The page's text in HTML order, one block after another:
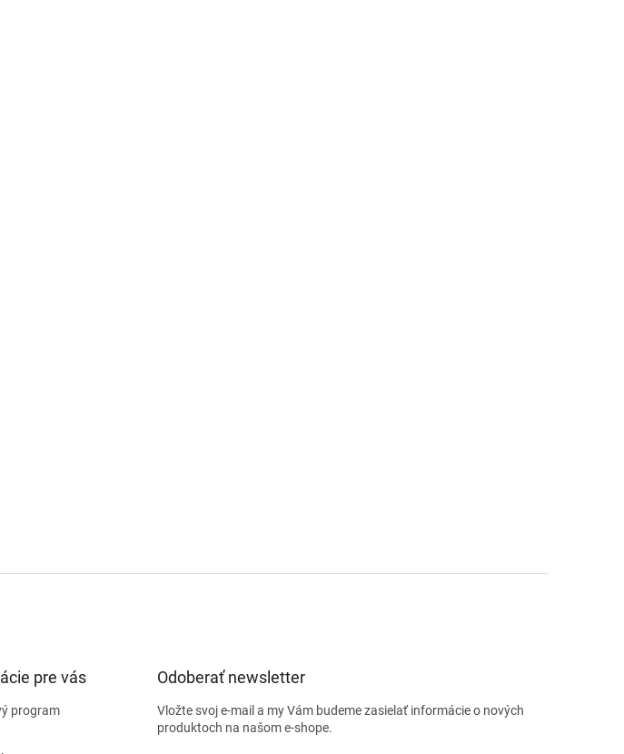
pre vás
program
Odoberať newsletter
Vložte svoj e-mail a my Vám budeme zasielať informácie o nových
produktoch na našom e-shope.